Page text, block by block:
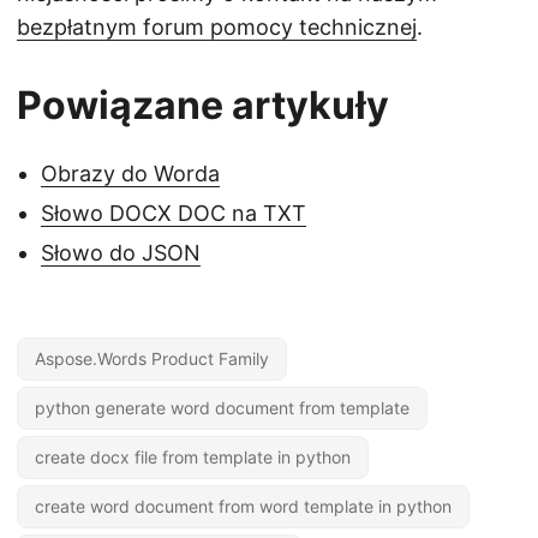
bezpłatnym forum pomocy technicznej.
Powiązane artykuły
Obrazy do Worda
Słowo DOCX DOC na TXT
Słowo do JSON
Aspose.Words Product Family
python generate word document from template
create docx file from template in python
create word document from word template in python